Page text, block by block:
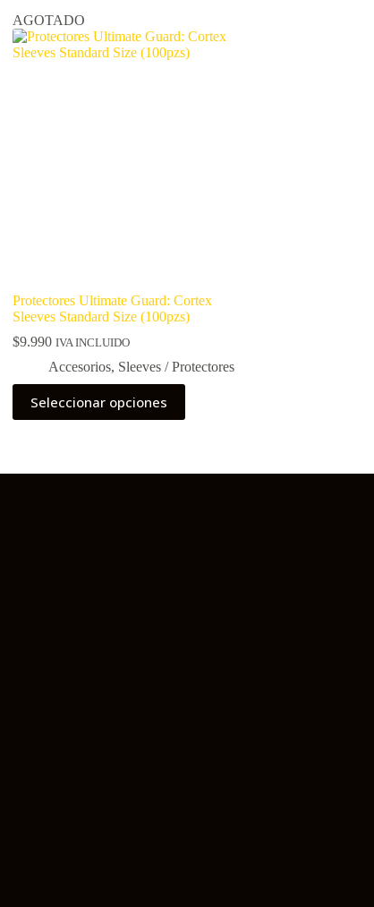
AGOTADO
Protectores Ultimate Guard: Cortex
Sleeves Standard Size (100pzs)
$9.990 IVA INCLUIDO
Accesorios, Sleeves / Protectores
Seleccionar opciones
Este
producto
tiene
Las